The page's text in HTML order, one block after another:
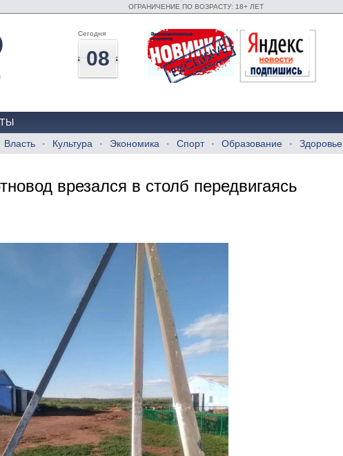
ОГРАНИЧЕНИЕ ПО ВОЗРАСТУ: 18+ ЛЕТ
Сегодня
08
Власть Культура Экономика Спорт Образование Здоровье
врезался в столб передвигаясь